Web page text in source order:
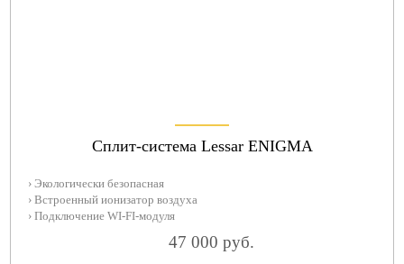
Сплит-система Lessar ENIGMA
› Экологически безопасная
› Встроенный ионизатор воздуха
› Подключение WI-FI-модуля
47 000 руб.